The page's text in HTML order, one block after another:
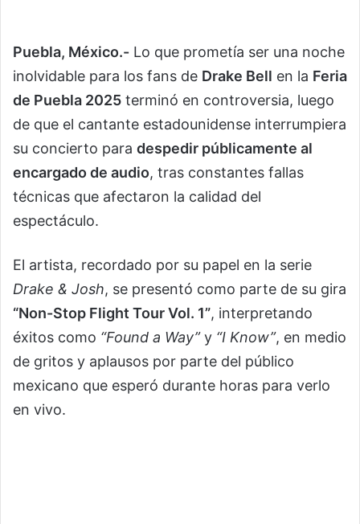
Puebla, México.- Lo que prometía ser una noche
inolvidable para los fans de Drake Bell en la Feria
de Puebla 2025 terminó en controversia, luego
de que el cantante estadounidense interrumpiera
su concierto para despedir públicamente al
encargado de audio, tras constantes fallas
técnicas que afectaron la calidad del
espectáculo.
El artista, recordado por su papel en la serie
Drake & Josh, se presentó como parte de su gira
“Non-Stop Flight Tour Vol. 1”, interpretando
éxitos como “Found a Way”y “I Know”, en medio
de gritos y aplausos por parte del público
mexicano que esperó durante horas para verlo
en vivo.